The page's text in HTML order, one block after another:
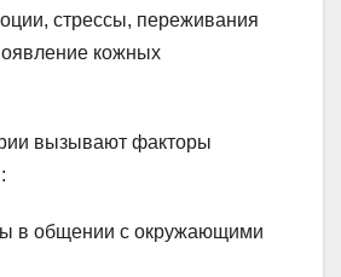
стрессы, переживания
кожных
вызывают факторы
в общении с окружающими